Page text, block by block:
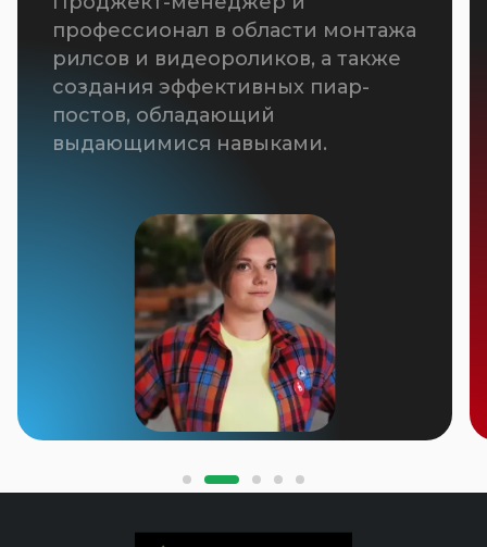
управления репутацией.
Работает в компании с 2015 года.
Самый жизнерадостный
сотрудник компании на самой
сложной задаче. Если у вас что-то